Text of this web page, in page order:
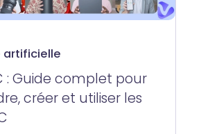
artificielle
: Guide complet pour
créer et utiliser les